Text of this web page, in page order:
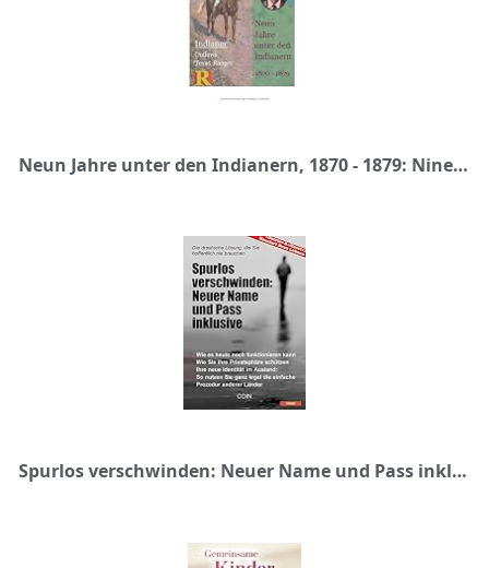
Neun Jahre unter den Indianern, 1870 - 1879: Nine Years among the Indians, 1870 - 1879 (Indianer, Outlaws, Texas Ranger, Band 1)
Spurlos verschwinden: Neuer Name und Pass inklusive